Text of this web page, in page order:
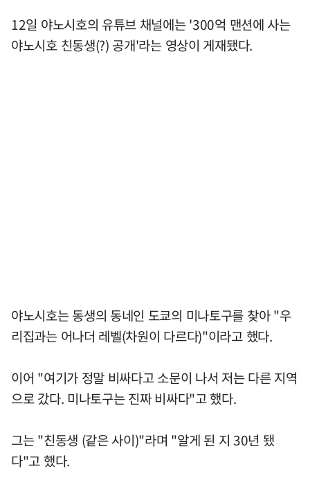
12일 야노시호의 유튜브 채널에는 '300억 맨션에 사는
야노시호 친동생(?) 공개'라는 영상이 게재됐다.
야노시호는 동생의 동네인 도쿄의 미나토구를 찾아 "우
리집과는 어나더 레벨(차원이 다르다)"이라고 했다.
이어 "여기가 정말 비싸다고 소문이 나서 저는 다른 지역
으로 갔다. 미나토구는 진짜 비싸다"고 했다.
그는 "친동생 (같은 사이)"라며 "알게 된 지 30년 됐
다"고 했다.